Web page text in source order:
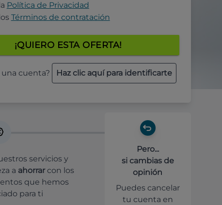
Política de Privacidad
Términos de contratación
¡QUIERO ESTA OFERTA!
cuenta? Haz clic aquí para identificarte
servicios y
a ahorrar con los
que hemos
para ti
Pero...
si cambias de
opinión
Puedes cancelar
tu cuenta en